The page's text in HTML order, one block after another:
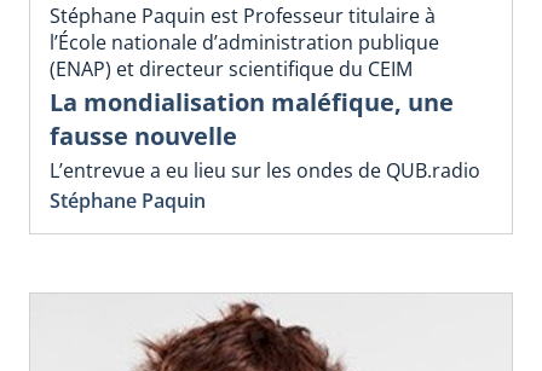
Stéphane Paquin est Professeur titulaire à
l’École nationale d’administration publique
(ENAP) et directeur scientifique du CEIM
La mondialisation maléfique, une
fausse nouvelle
L’entrevue a eu lieu sur les ondes de QUB.radio
Stéphane Paquin